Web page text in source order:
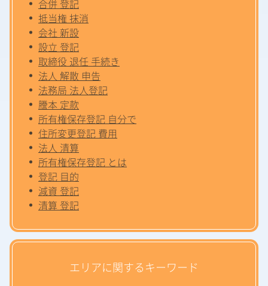
合併 登記
抵当権 抹消
会社 新設
設立 登記
取締役 退任 手続き
法人 解散 申告
法務局 法人登記
謄本 定款
所有権保存登記 自分で
住所変更登記 費用
法人 清算
所有権保存登記 とは
登記 目的
減資 登記
清算 登記
エリアに関するキーワード